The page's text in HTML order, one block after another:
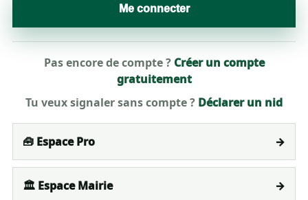
Me connecter
Pas encore de compte ? Créer un compte
gratuitement
Tu veux signaler sans compte ? Déclarer un nid
🧰 Espace Pro →
🏛️ Espace Mairie →